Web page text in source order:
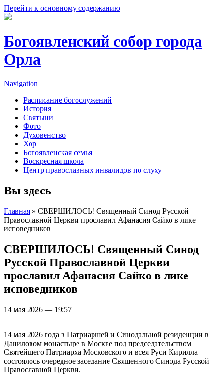
Перейти к основному содержанию
Богоявленский собор города
Орла
Navigation
Расписание богослужений
История
Святыни
Фото
Духовенство
Хор
Богоявленская семья
Воскресная школа
Центр православных инвалидов по слуху
Вы здесь
Главная » СВЕРШИЛОСЬ! Священный Синод Русской
Православной Церкви прославил Афанасия Сайко в лике
исповедников
СВЕРШИЛОСЬ! Священный Синод
Русской Православной Церкви
прославил Афанасия Сайко в лике
исповедников
14 мая 2026 — 19:57
14 мая 2026 года в Патриаршей и Синодальной резиденции в
Даниловом монастыре в Москве под председательством
Святейшего Патриарха Московского и всея Руси Кирилла
состоялось очередное заседание Священного Синода Русской
Православной Церкви.